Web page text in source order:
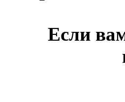
Если